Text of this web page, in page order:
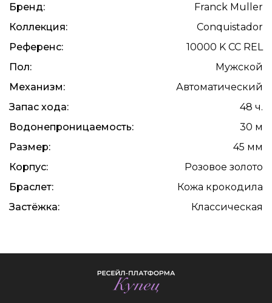
Бренд:
Franck Muller
Коллекция:
Conquistador
Референс:
10000 K CC REL
Пол:
Мужской
Механизм:
Автоматический
Запас хода:
48 ч.
Водонепроницаемость:
30 м
Размер:
45 мм
Корпус:
Розовое золото
Браслет:
Кожа крокодила
Застёжка:
Классическая